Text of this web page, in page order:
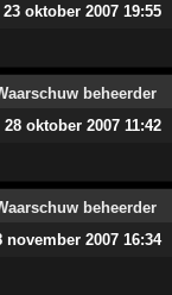
23 oktober 2007 19:55
28 oktober 2007 11:42
november 2007 16:34